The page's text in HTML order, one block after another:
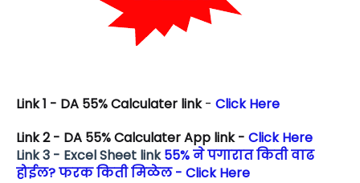
Link 1 - DA 55% Calculater link- Click Here
Link 2 - DA 55% Calculater App link - Click Here
Link 3 - Excel Sheet link55% ने पगारात किती वाढ
होईल? फरक किती मिळेल - Click Here